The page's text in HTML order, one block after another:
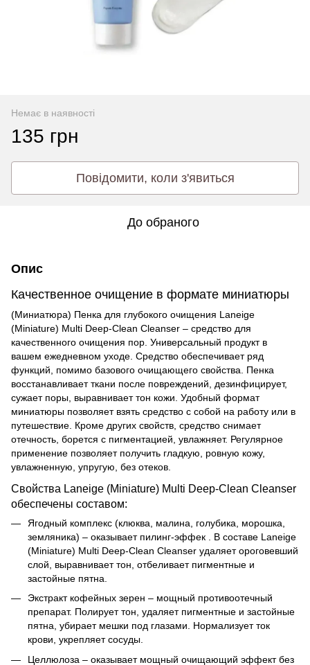
Немає в наявності
135 грн
Повідомити, коли з'явиться
До обраного
Опис
Качественное очищение в формате миниатюры
(Миниатюра) Пенка для глубокого очищения Laneige
(Miniature) Multi Deep-Clean Cleanser – средство для
качественного очищения пор. Универсальный продукт в
вашем ежедневном уходе. Средство обеспечивает ряд
функций, помимо базового очищающего свойства. Пенка
восстанавливает ткани после повреждений, дезинфицирует,
сужает поры, выравнивает тон кожи. Удобный формат
миниатюры позволяет взять средство с собой на работу или в
путешествие. Кроме других свойств, средство снимает
отечность, борется с пигментацией, увлажняет. Регулярное
применение позволяет получить гладкую, ровную кожу,
увлажненную, упругую, без отеков.
Свойства Laneige (Miniature) Multi Deep-Clean Cleanser
обеспечены составом:
Ягодный комплекс (клюква, малина, голубика, морошка,
земляника) – оказывает пилинг-эффек . В составе Laneige
(Miniature) Multi Deep-Clean Cleanser удаляет ороговевший
слой, выравнивает тон, отбеливает пигментные и
застойные пятна.
Экстракт кофейных зерен – мощный противоотечный
препарат. Полирует тон, удаляет пигментные и застойные
пятна, убирает мешки под глазами. Нормализует ток
крови, укрепляет сосуды.
Целлюлоза – оказывает мощный очищающий эффект без